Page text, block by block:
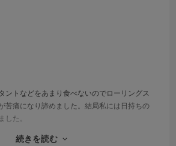
ントなどをあまり食べないのでローリングス
苦痛になり諦めました。結局私には日持ちの
した。
続きを読む